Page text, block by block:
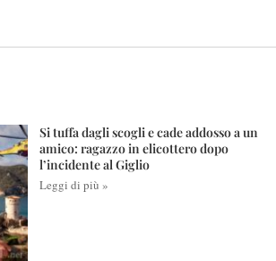
Si tuffa dagli scogli e cade addosso a un
amico: ragazzo in elicottero dopo
l’incidente al Giglio
Leggi di più »